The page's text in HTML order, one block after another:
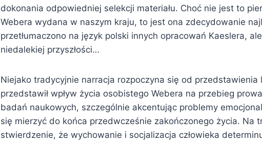
dokonania odpowiedniej selekcji materiału. Choć nie jest to
Webera wydana w naszym kraju, to jest ona zdecydowanie
przetłumaczono na język polski innych opracowań Kaeslera,
niedalekiej przyszłości…
Niejako tradycyjnie narracja rozpoczyna się od
przedstawił wpływ życia osobistego Webera na przebieg
badań naukowych, szczególnie akcentując problemy
się mierzyć do końca przedwcześnie zakończonego życia. Na
stwierdzenie, że wychowanie i socjalizacja człowieka